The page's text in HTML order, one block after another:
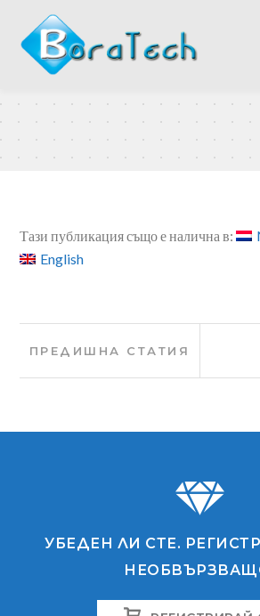
Тази публикация също е налична в:
English
Навигация
ПРЕДИШНА СТАТИЯ
УБЕДЕН ЛИ СТЕ.